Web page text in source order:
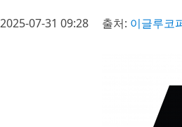
2025-07-31 09:28 출처: 이글루코